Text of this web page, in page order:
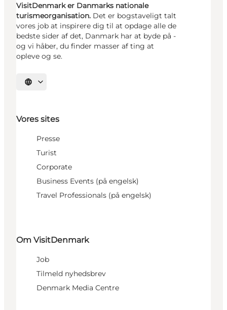
VisitDenmark er Danmarks nationale
turismeorganisation. Det er bogstaveligt talt
vores job at inspirere dig til at opdage alle de
bedste sider af det, Danmark har at byde på -
og vi håber, du finder masser af ting at
opleve og se.
Vælg sprog
Vores sites
Presse
Turist
Corporate
Business Events (på engelsk)
Travel Professionals (på engelsk)
Om VisitDenmark
Job
Tilmeld nyhedsbrev
Denmark Media Centre